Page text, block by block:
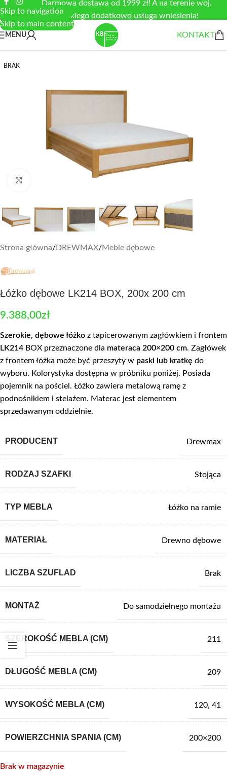
Skip to navigation
Skip to main content
Darmowa dostawa od 1999 zł! A na terenie woj.
łódzkiego dodatkowo usługa wniesienia!
MENU KONTAKT
BRAK
Strona główna/DREWMAX/Meble dębowe
Łóżko dębowe LK214 BOX, 200x 200 cm
9.388,00zł
Szerokie, dębowe łóżko z tapicerowanym zagłówkiem i frontem
LK214 BOX przeznaczone dla materaca 200×200 cm. Zagłówek
z frontem łóżka może być przeszyty w paski lub kratkę do
wyboru. Kolorystyka dostępna w próbniku poniżej. Posiada
pojemnik na pościel. Łóżko zawiera metalową ramę z
podnośnikiem i stelażem. Materac jest elementem
sprzedawanym oddzielnie.
PRODUCENT Drewmax
RODZAJ SZAFKI Stojąca
TYP MEBLA Łóżko na ramie
MATERIAŁ Drewno dębowe
LICZBA SZUFLAD Brak
MONTAŻ Do samodzielnego montażu
SZEROKOŚĆ MEBLA (CM) 211
DŁUGOŚĆ MEBLA (CM) 209
WYSOKOŚĆ MEBLA (CM) 120, 41
POWIERZCHNIA SPANIA (CM) 200×200
Brak w magazynie